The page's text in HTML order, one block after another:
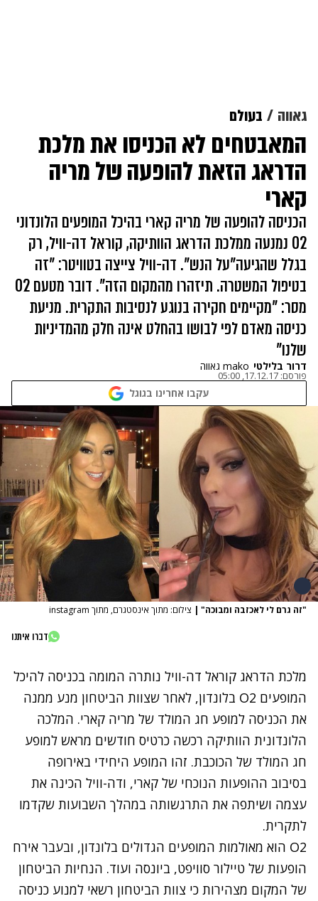
גאווה בעולם
המאבטחים לא הכניסו את מלכת
הדראג הזאת להופעה של מריה
קארי
הכניסה להופעה של מריה קארי בהיכל המופעים הלונדוני
O2 נמנעה ממלכת הדראג הוותיקה, קוראל דה-וויל, רק
בגלל שהגיעה"על הנש". דה-וויל צייצה בטוויטר: "זה
בטיפול המשטרה. תיזהרו מהמקום הזה". דובר מטעם O2
מסר: "מקיימים חקירה בנוגע לנסיבות התקרית. מניעת
כניסה מאדם לפי לבושו בהחלט אינה חלק מהמדיניות
שלנו"
דרור בלילטי mako גאווה
פורסם: 17.12.17, 05:00
עקבו אחרינו בגוגל
"זה גרם לי לאכזבה ומבוכה" | צילום: מתוך אינסטגרם, מתוך instagram
דברו איתנו
מלכת הדראג קוראל דה-וויל נותרה המומה בכניסה להיכל
המופעים O2 בלונדון, לאחר שצוות הביטחון מנע ממנה
את הכניסה למופע חג המולד של מריה קארי. המלכה
הלונדונית הוותיקה רכשה כרטיס חודשים מראש למופע
חג המולד של הכוכבת. זהו המופע היחידי באירופה
בסיבוב ההופעות הנוכחי של קארי, ודה-וויל הכינה את
עצמה ושיתפה את התרגשותה במהלך השבועות שקדמו
לתקרית.
O2 הוא מאולמות המופעים הגדולים בלונדון, ובעבר אירח
הופעות של טיילור סוויפט, ביונסה ועוד. הנחיות הביטחון
של המקום מצהירות כי צוות הביטחון רשאי למנוע כניסה